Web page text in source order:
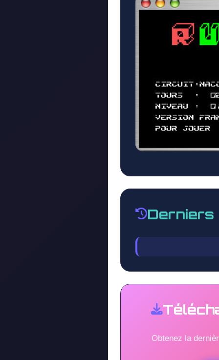
Derniers
Obtenez la